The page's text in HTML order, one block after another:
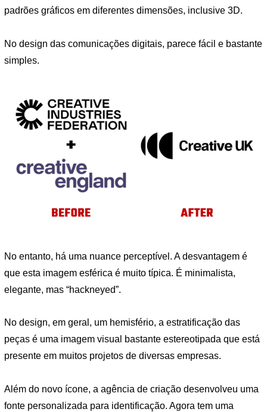
padrões gráficos em diferentes dimensões, inclusive 3D.
No design das comunicações digitais, parece fácil e bastante
simples.
No entanto, há uma nuance perceptível. A desvantagem é
que esta imagem esférica é muito típica. É minimalista,
elegante, mas “hackneyed”.
No design, em geral, um hemisfério, a estratificação das
peças é uma imagem visual bastante estereotipada que está
presente em muitos projetos de diversas empresas.
Além do novo ícone, a agência de criação desenvolveu uma
fonte personalizada para identificação. Agora tem uma